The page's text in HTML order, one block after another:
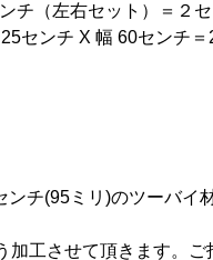
チ（左右セット）＝２セ
センチ X 幅 60センチ
チ(95ミリ)のツーバイ
工させて頂きます。